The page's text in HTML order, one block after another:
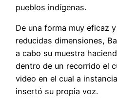
pueblos indígenas.
De una forma muy eficaz
reducidas dimensiones,
a cabo su muestra
dentro de un recorrido el
video en el cual a
insertó su propia voz.